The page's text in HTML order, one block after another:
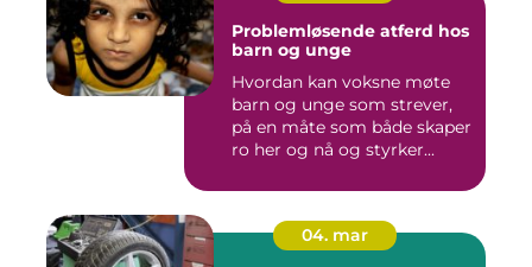
Problemløsende atferd hos
barn og unge
Hvordan kan voksne møte
barn og unge som strever,
på en måte som både skaper
ro her og nå og styrker...
04. mar